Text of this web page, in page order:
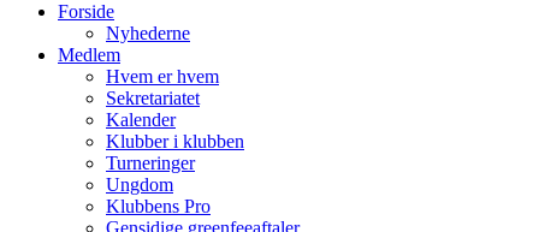
Forside
Nyhederne
Medlem
Hvem er hvem
Sekretariatet
Kalender
Klubber i klubben
Turneringer
Ungdom
Klubbens Pro
Gensidige greenfeeaftaler